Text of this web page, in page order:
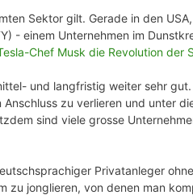
Sektor gilt. Gerade in den
- einem Unternehmen im
Chef Musk die Revolution der
und langfristig weiter sehr
zu verlieren und unter
sind viele grosse
Privatanleger
zu jonglieren, von denen man